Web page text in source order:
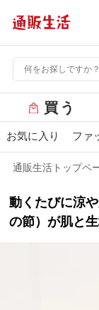
ー
バ
ュ
ー
買う
お気に入り ファ
通販生活トップペ
動くたびに涼
の節）が肌と